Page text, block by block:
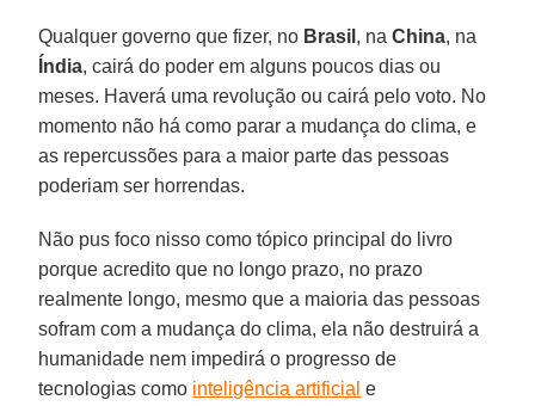
Qualquer governo que fizer, no Brasil , naChina, na
Índia, cairá do poder em alguns poucos dias ou
meses. Haverá uma revolução ou cairá pelo voto. No
momento não há como parar a mudança do clima, e
as repercussões para a maior parte das pessoas
poderiam ser horrendas.
Não pus foco nisso como tópico principal do livro
porque acredito que no longo prazo, no prazo
realmente longo, mesmo que a maioria das pessoas
sofram com a mudança do clima, ela não destruirá a
humanidade nem impedirá o progresso de
tecnologias como inteligência artificial e